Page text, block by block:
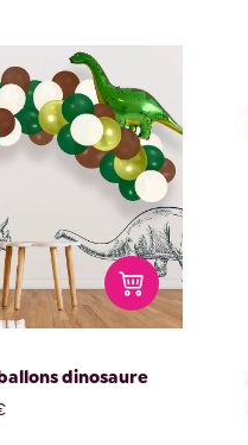
dinosaure